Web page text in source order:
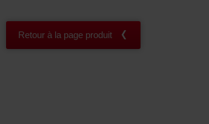
Retour à la page produit